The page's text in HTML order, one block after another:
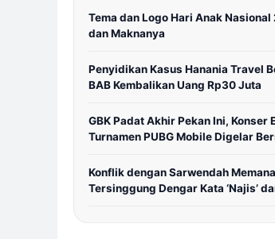
Tema dan Logo Hari Anak
dan Maknanya
Penyidikan Kasus Hanania Travel
BAB Kembalikan Uang Rp30 Juta
GBK Padat Akhir Pekan Ini, Konser
Turnamen PUBG Mobile Digelar
Konflik dengan Sarwendah
Tersinggung Dengar Kata ‘Najis’